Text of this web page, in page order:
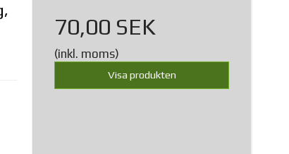
70,00 SEK
(inkl. moms)
Visa produkten